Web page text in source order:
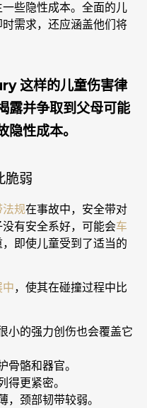
些隐性成本。全面的儿
需求，还应涵盖他们将
这样的儿童伤害律
露并争取到父母可能
隐性成本。
脆弱
法规在事故中，安全带对
有安全系好，可能会车
即使儿童受到了适当的
，使其在碰撞过程中比
小的强力创伤也会覆盖它
骨骼和器官。
得更紧密。
，颈部韧带较弱。